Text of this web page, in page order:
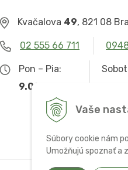
Vaše
Súbory cookie nám
Umožňujú spoznať a
Kvačalova 49, 821 08
02 555 66 711
Pon – Pia:
9.00 – 19.00